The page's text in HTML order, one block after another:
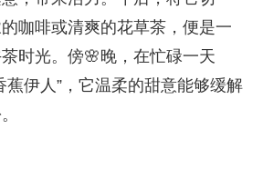
咖啡或清爽的花草茶，便是一
时光。傍🌸晚，在忙碌一天
蕉伊人”，它温柔的甜意能够缓解